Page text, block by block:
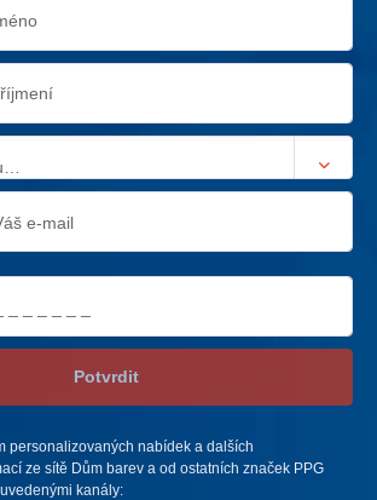
Potvrdit
personalizovaných nabídek a dalších
ze sítě Dům barev a od ostatních značek PPG
kanály: